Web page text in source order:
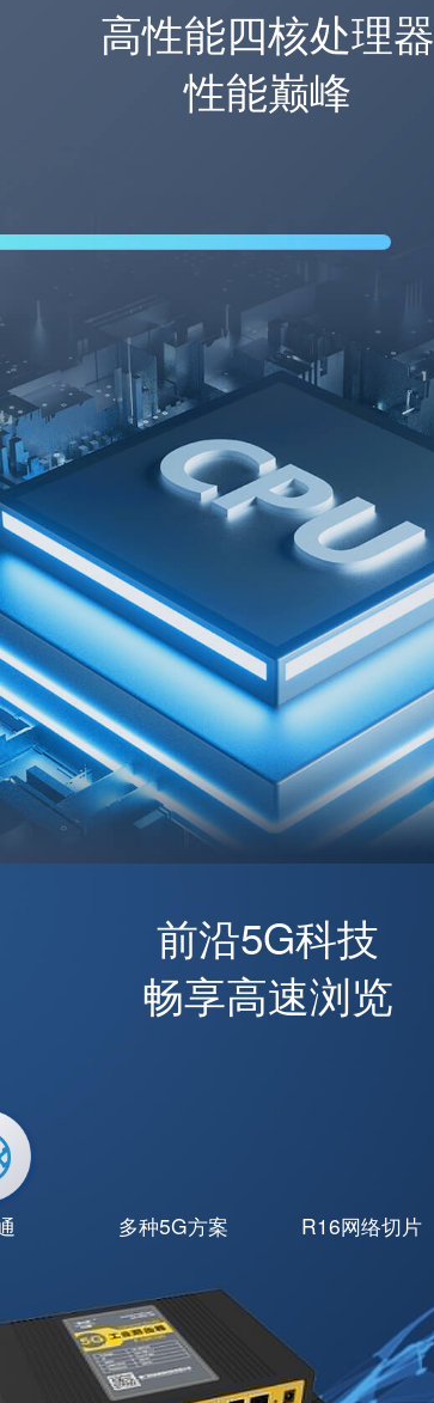
高性能四核处理器
性能巅峰
前沿5G科技
畅享高速浏览
多种5G方案 R16网络切片